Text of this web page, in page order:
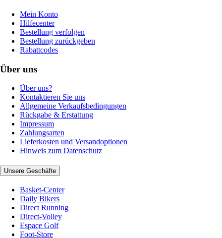
Mein Konto
Hilfecenter
Bestellung verfolgen
Bestellung zurückgeben
Rabattcodes
Über uns
Über uns?
Kontaktieren Sie uns
Allgemeine Verkaufsbedingungen
Rückgabe & Erstattung
Impressum
Zahlungsarten
Lieferkosten und Versandoptionen
Hinweis zum Datenschutz
Unsere Geschäfte
Basket-Center
Daily Bikers
Direct Running
Direct-Volley
Espace Golf
Foot-Store